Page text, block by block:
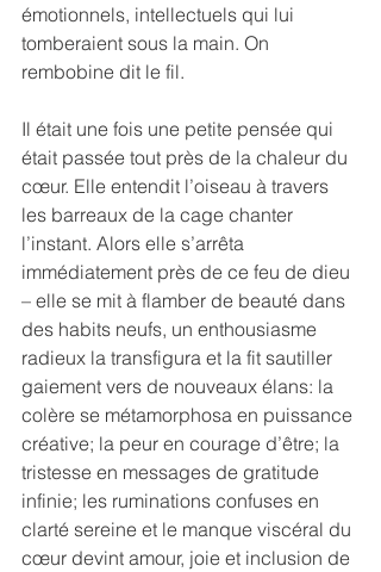
émotionnels, intellectuels qui lui
tomberaient sous la main. On
rembobine dit le fil.
Il était une fois une petite pensée qui
était passée tout près de la chaleur du
cœur. Elle entendit l’oiseau à travers
les barreaux de la cage chanter
l’instant. Alors elle s’arrêta
immédiatement près de ce feu de dieu
– elle se mit à flamber de beauté dans
des habits neufs, un enthousiasme
radieux la transfigura et la fit sautiller
gaiement vers de nouveaux élans: la
colère se métamorphosa en puissance
créative; la peur en courage d’être; la
tristesse en messages de gratitude
infinie; les ruminations confuses en
clarté sereine et le manque viscéral du
cœur devint amour, joie et inclusion de